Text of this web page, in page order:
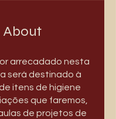
About
arrecadado nesta
será destinado à
itens de higiene
que faremos,
de projetos de